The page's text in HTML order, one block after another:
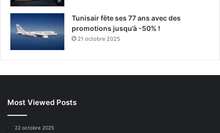
Tunisair fête ses 77 ans avec des
promotions jusqu’à -50% !
21 octobre 2025
Most Viewed Posts
22 octobre 2025